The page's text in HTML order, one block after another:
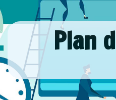
Plan